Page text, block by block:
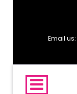
Email us: